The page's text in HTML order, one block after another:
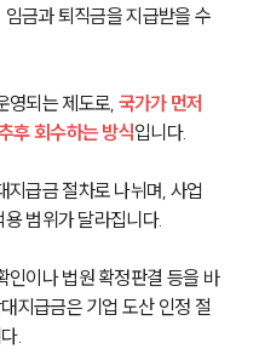
금과 퇴직금을 지급받을 수
영되는 제도로, 국가가 먼저
후 회수하는 방식입니다.
급금 절차로 나뉘며, 사업
범위가 달라집니다.
인이나 법원 확정판결 등을 바
지급금은 기업 도산 인정 절
.